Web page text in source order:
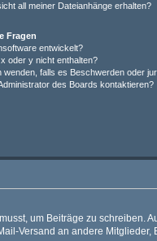
all meiner Dateianhänge erhalten?
Fragen
entwickelt?
oder y nicht enthalten?
wenden, falls es Beschwerden oder
des Boards kontaktieren?
um Beiträge zu schreiben.
Versand an andere